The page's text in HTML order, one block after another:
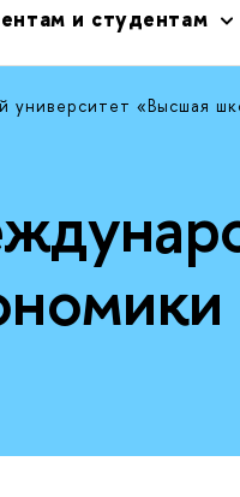
и студентам
университет «Высшая